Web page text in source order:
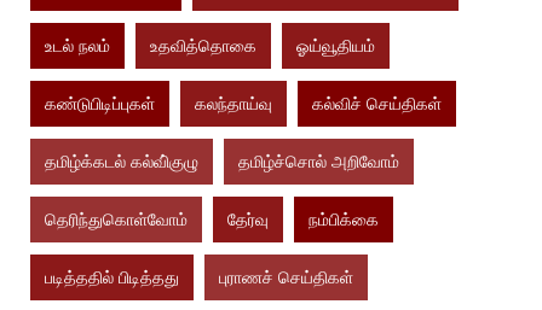
உடல் நலம் உதவித்தொகை ஓய்வூதியம்
கண்டுபிடிப்புகள் கலந்தாய்வு கல்விச் செய்திகள்
தமிழ்க்கடல் கல்வி்குழு தமிழ்ச்சொல் அறிவோம்
தெரிந்துகொள்வோம் தேர்வு நம்பிக்கை
படித்ததில் பிடித்தது புராணச் செய்திகள்